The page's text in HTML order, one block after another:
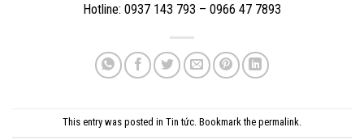
Hotline: 0937 143 793 – 0966 47 7893
This entry was posted in Tin tức. Bookmark the permalink.